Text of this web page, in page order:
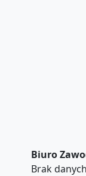
Biuro
Brak danych